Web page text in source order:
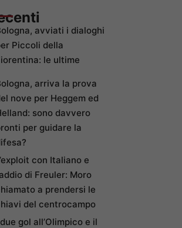
avviati i dialoghi
Piccoli della
le ultime
arriva la prova
nove per Heggem ed
sono davvero
per guidare la
con Italiano e
di Freuler: Moro
a prendersi le
del centrocampo
gol all’Olimpico e il